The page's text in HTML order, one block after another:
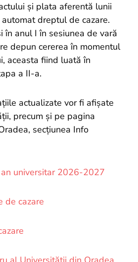
și plata aferentă lunii
dreptul de cazare.
în anul I în sesiunea de vară
depun cererea în momentul
aceasta fiind luată în
a II-a.
actualizate vor fi afișate
precum și pe pagina
secțiunea Info
universitar 2026-2027
de cazare